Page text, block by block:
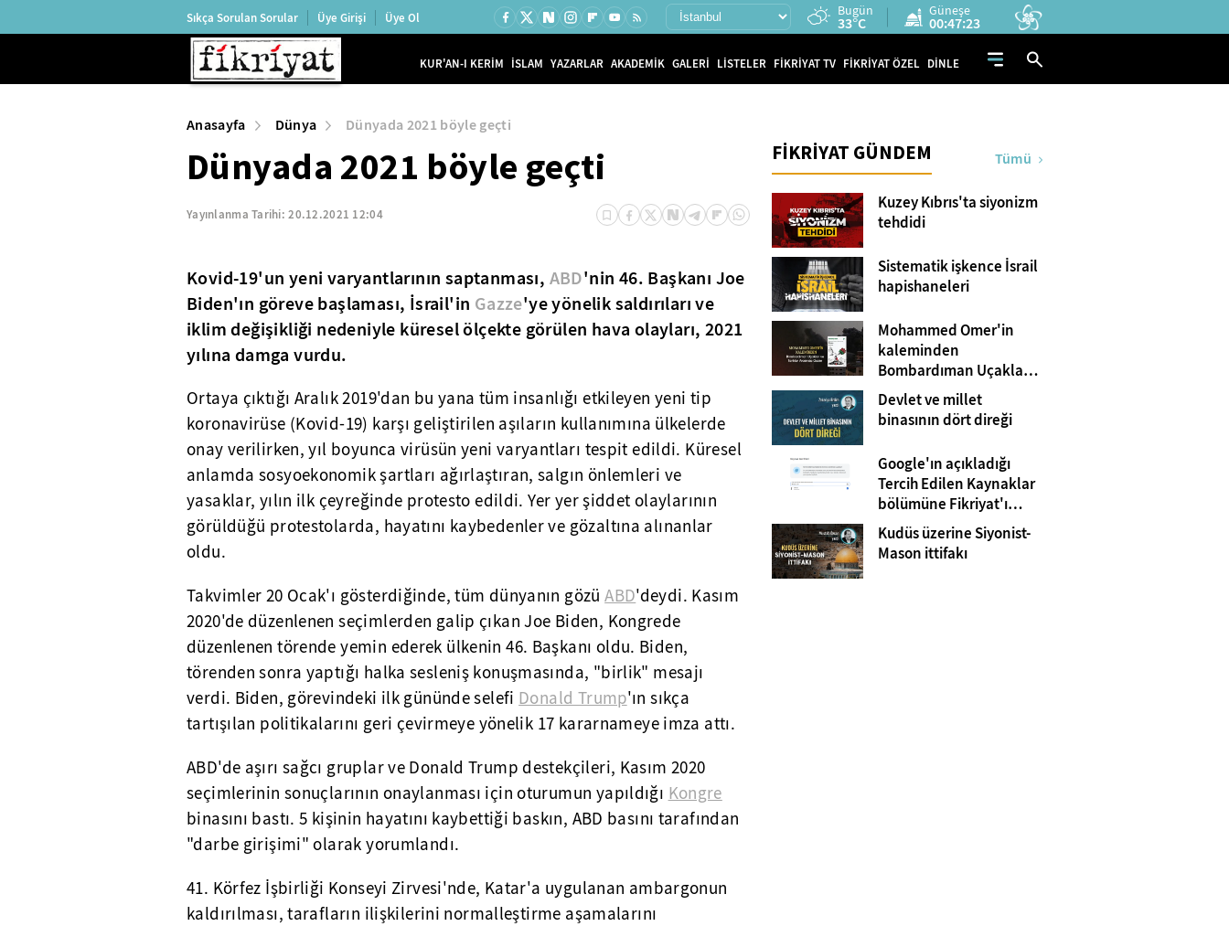
Sıkça Sorulan Sorular Üye Girişi Üye Ol Bugün
33°C
Güneşe
00:47:22
KUR'AN-I KERİM İSLAM YAZARLAR AKADEMİK GALERİ LİSTELER FİKRİYAT TV FİKRİYAT ÖZEL DİNLE
Anasayfa Dünya Dünyada 2021 böyle geçti
Dünyada 2021 böyle geçti
Yayınlanma Tarihi:20.12.2021 12:04
Kovid-19'un yeni varyantlarının saptanması, ABD'nin 46. Başkanı Joe
Biden'ın göreve başlaması, İsrail'in Gazze'ye yönelik saldırıları ve
iklim değişikliği nedeniyle küresel ölçekte görülen hava olayları, 2021
yılına damga vurdu.
Ortaya çıktığı Aralık 2019'dan bu yana tüm insanlığı etkileyen yeni tip
koronavirüse (Kovid-19) karşı geliştirilen aşıların kullanımına ülkelerde
onay verilirken, yıl boyunca virüsün yeni varyantları tespit edildi. Küresel
anlamda sosyoekonomik şartları ağırlaştıran, salgın önlemleri ve
yasaklar, yılın ilk çeyreğinde protesto edildi. Yer yer şiddet olaylarının
görüldüğü protestolarda, hayatını kaybedenler ve gözaltına alınanlar
oldu.
Takvimler 20 Ocak'ı gösterdiğinde, tüm dünyanın gözüABD'deydi. Kasım
2020'de düzenlenen seçimlerden galip çıkan Joe Biden, Kongrede
düzenlenen törende yemin ederek ülkenin 46. Başkanı oldu. Biden,
törenden sonra yaptığı halka sesleniş konuşmasında, "birlik" mesajı
verdi. Biden, görevindeki ilk gününde selefi Donald Trump'ın sıkça
tartışılan politikalarını geri çevirmeye yönelik 17 kararnameye imza attı.
ABD'de aşırı sağcı gruplar ve Donald Trump destekçileri, Kasım 2020
seçimlerinin sonuçlarının onaylanması için oturumun yapıldığı Kongre
binasını bastı. 5 kişinin hayatını kaybettiği baskın, ABD basını tarafından
"darbe girişimi" olarak yorumlandı.
41. Körfez İşbirliği Konseyi Zirvesi'nde, Katar'a uygulanan ambargonun
kaldırılması, tarafların ilişkilerini normalleştirme aşamalarını
FİKRİYAT GÜNDEM Tümü
Kuzey Kıbrıs'ta siyonizm
tehdidi
Sistematik işkence İsrail
hapishaneleri
Mohammed Omer'in
kaleminden
Bombardıman Uçakları
ve Tanklar Arasında
Gazze
Devlet ve millet
binasının dört direği
Google'ın açıkladığı
Tercih Edilen Kaynaklar
bölümüne Fikriyat'ı
eklemeyi unutmayın!
Kudüs üzerine Siyonist-
Mason ittifakı